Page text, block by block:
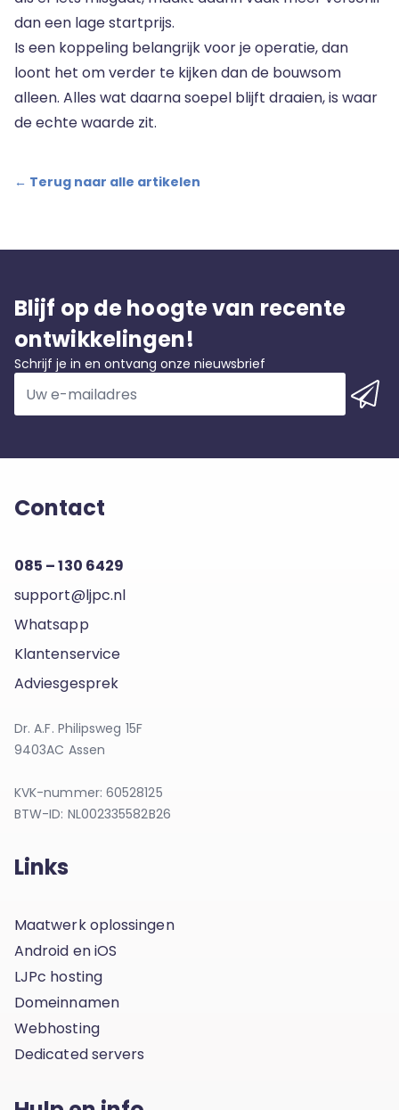
dan een lage startprijs.
Is een koppeling belangrijk voor je operatie, dan
loont het om verder te kijken dan de bouwsom
alleen. Alles wat daarna soepel blijft draaien, is waar
de echte waarde zit.
← Terug naar alle artikelen
Blijf op de hoogte van recente
ontwikkelingen!
Schrijf je in en ontvang onze nieuwsbrief
Contact
085 – 130 6429
support@ljpc.nl
Whatsapp
Klantenservice
Adviesgesprek
Dr. A.F. Philipsweg 15F
9403AC Assen
KVK-nummer: 60528125
BTW-ID: NL002335582B26
Links
Maatwerk oplossingen
Android en iOS
LJPc hosting
Domeinnamen
Webhosting
Dedicated servers